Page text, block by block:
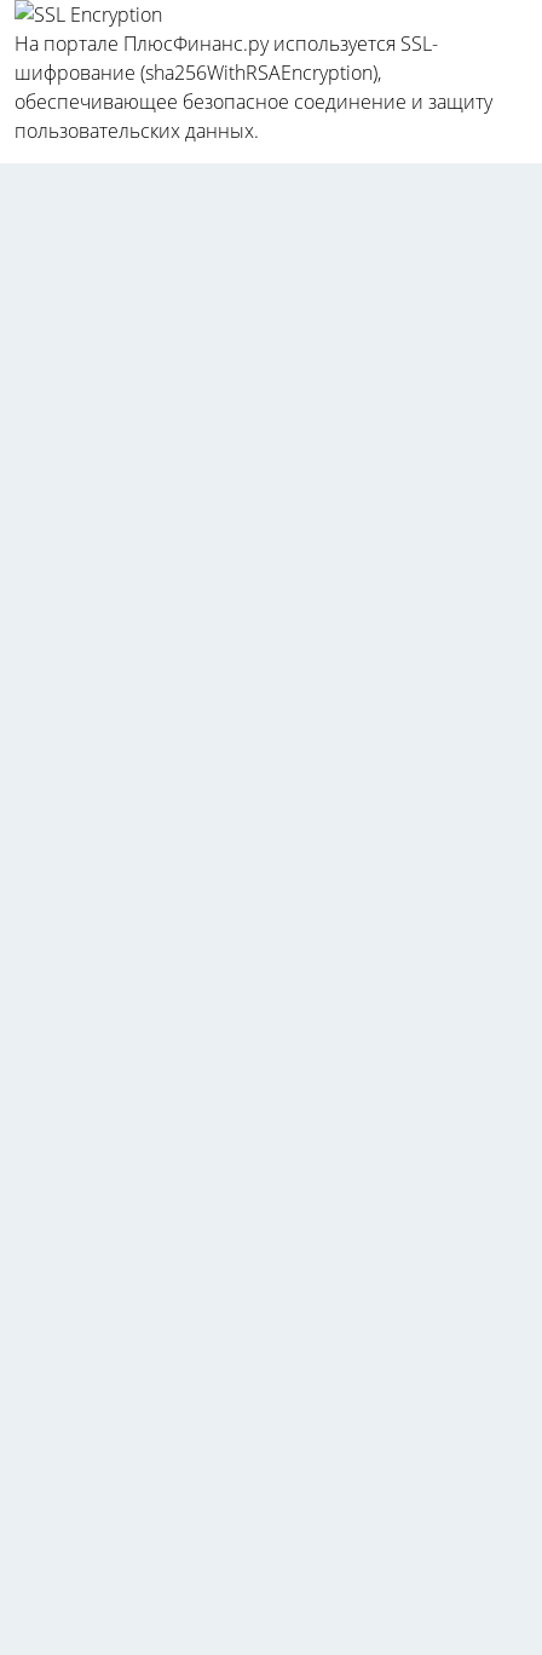
На портале ПлюсФинанс.ру используется SSL-
шифрование (sha256WithRSAEncryption),
обеспечивающее безопасное соединение и защиту
пользовательских данных.